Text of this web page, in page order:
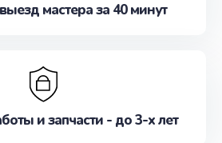
мастера за 40 минут
и запчасти - до 3-х лет